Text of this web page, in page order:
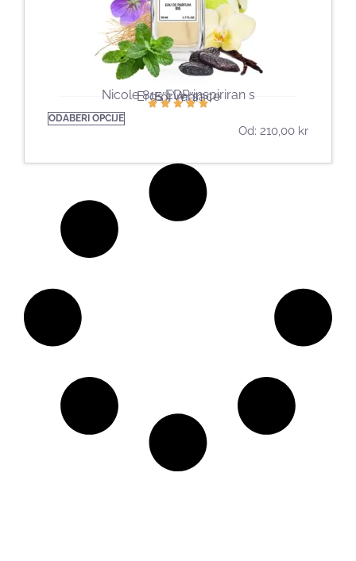
Nicole 815 EDP inspiriran s
Eros | Versace
För män
ODABERI OPCIJE
Od: 210,00 kr